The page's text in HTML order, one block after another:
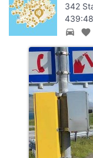
342
directions_car favorite